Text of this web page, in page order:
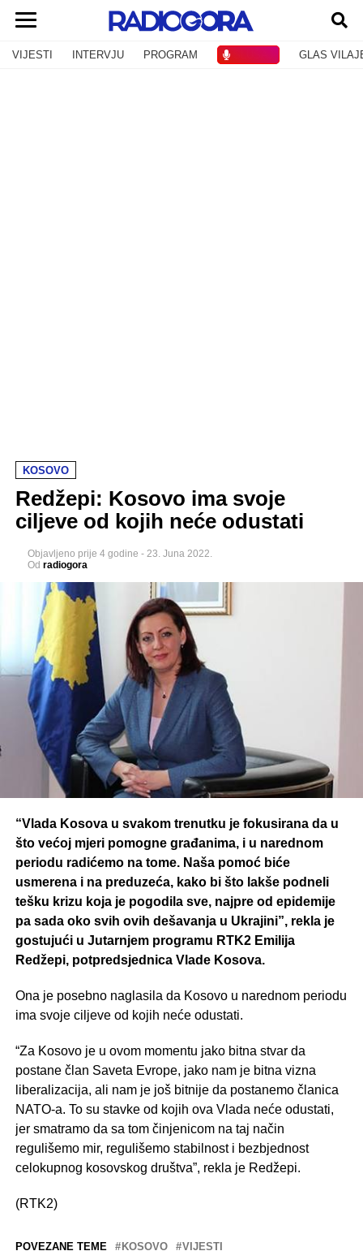
VIJESTI INTERVJU PROGRAM GLAS
KOSOVO
Redžepi: Kosovo ima svoje
ciljeve od kojih neće odustati
Objavljeno prije 4 godine - 23. Juna 2022.
Od radiogora
“Vlada Kosova u svakom trenutku je fokusirana da u
što većoj mjeri pomogne građanima, i u narednom
periodu radićemo na tome. Naša pomoć biće
usmerena i na preduzeća, kako bi što lakše podneli
tešku krizu koja je pogodila sve, najpre od epidemije
pa sada oko svih ovih dešavanja u Ukrajini”, rekla je
gostujući u Jutarnjem programu RTK2 Emilija
Redžepi, potpredsjednica Vlade Kosova.
Ona je posebno naglasila da Kosovo u narednom periodu
ima svoje ciljeve od kojih neće odustati.
“Za Kosovo je u ovom momentu jako bitna stvar da
postane član Saveta Evrope, jako nam je bitna vizna
liberalizacija, ali nam je još bitnije da postanemo članica
NATO-a. To su stavke od kojih ova Vlada neće odustati,
jer smatramo da sa tom činjenicom na taj način
regulišemo mir, regulišemo stabilnost i bezbjednost
celokupnog kosovskog društva”, rekla je Redžepi.
(RTK2)
POVEZANE TEME KOSOVO VIJESTI